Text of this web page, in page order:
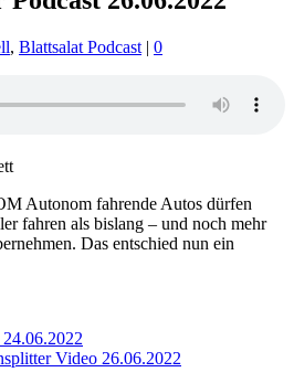
, Blattsalat Podcast | 0
Autonom fahrende Autos dürfen
fahren als bislang – und noch mehr
Das entschied nun ein
Video 26.06.2022